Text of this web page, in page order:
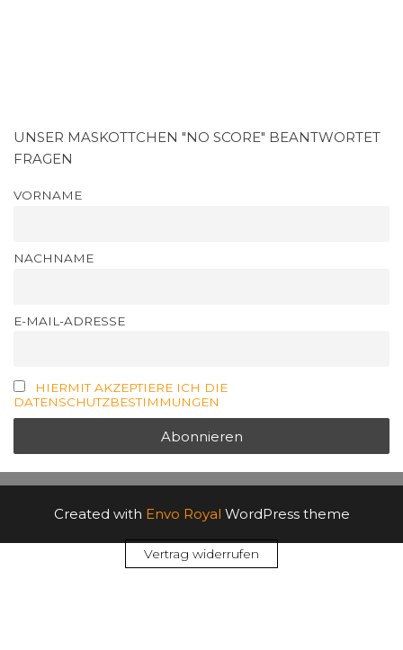
UNSER MASKOTTCHEN "NO SCORE" BEANTWORTET
FRAGEN
VORNAME
NACHNAME
E-MAIL-ADRESSE
HIERMIT AKZEPTIERE ICH DIE
DATENSCHUTZBESTIMMUNGEN
Created with Envo Royal WordPress theme
Vertrag widerrufen